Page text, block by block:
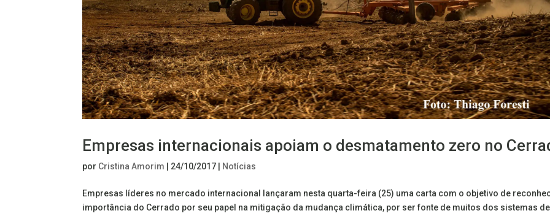
Empresas internacionais apoiam o desmatamento zero no
por Cristina Amorim 24/10/2017 Notícias
Empresas líderes no mercado internacional lançaram nesta quarta-feira (25) uma carta com o objetivo de
importância do Cerrado por seu papel na mitigação da mudança climática, por ser fonte de muitos dos sistemas de